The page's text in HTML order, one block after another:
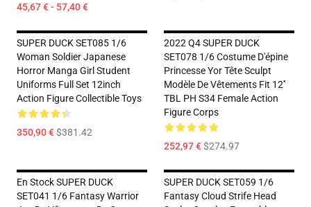
45,67 € - 57,40 €
SUPER DUCK SET085 1/6
Woman Soldier Japanese
Horror Manga Girl Student
Uniforms Full Set 12inch
Action Figure Collectible Toys
350,90 €$381.42
2022 Q4 SUPER DUCK
SET078 1/6 Costume D'épine
Princesse Yor Tête Sculpt
Modèle De Vêtements Fit 12''
TBL PH S34 Female Action
Figure Corps
252,97 €$274.97
En Stock SUPER DUCK
SET041 1/6 Fantasy Warrior
SUPER DUCK SET059 1/6
Fantasy Cloud Strife Head